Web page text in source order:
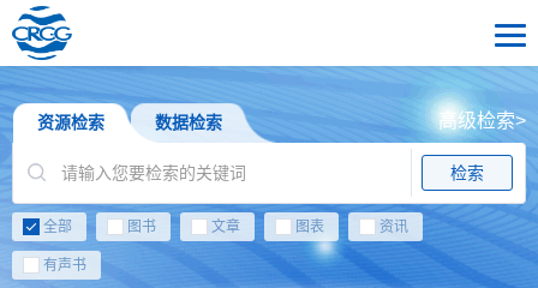
资源检索 数据检索
检索
高级检索>
全部 图书 文章 图表 资讯
有声书